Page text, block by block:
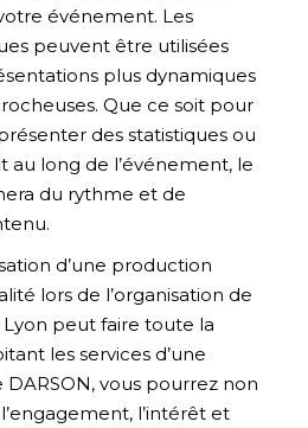
événement. Les
peuvent être utilisées
plus dynamiques
Que ce soit pour
des statistiques ou
au long de l’événement, le
du rythme et de
d’une production
lors de l’organisation de
peut faire toute la
les services d’une
vous pourrez non
l’intérêt et